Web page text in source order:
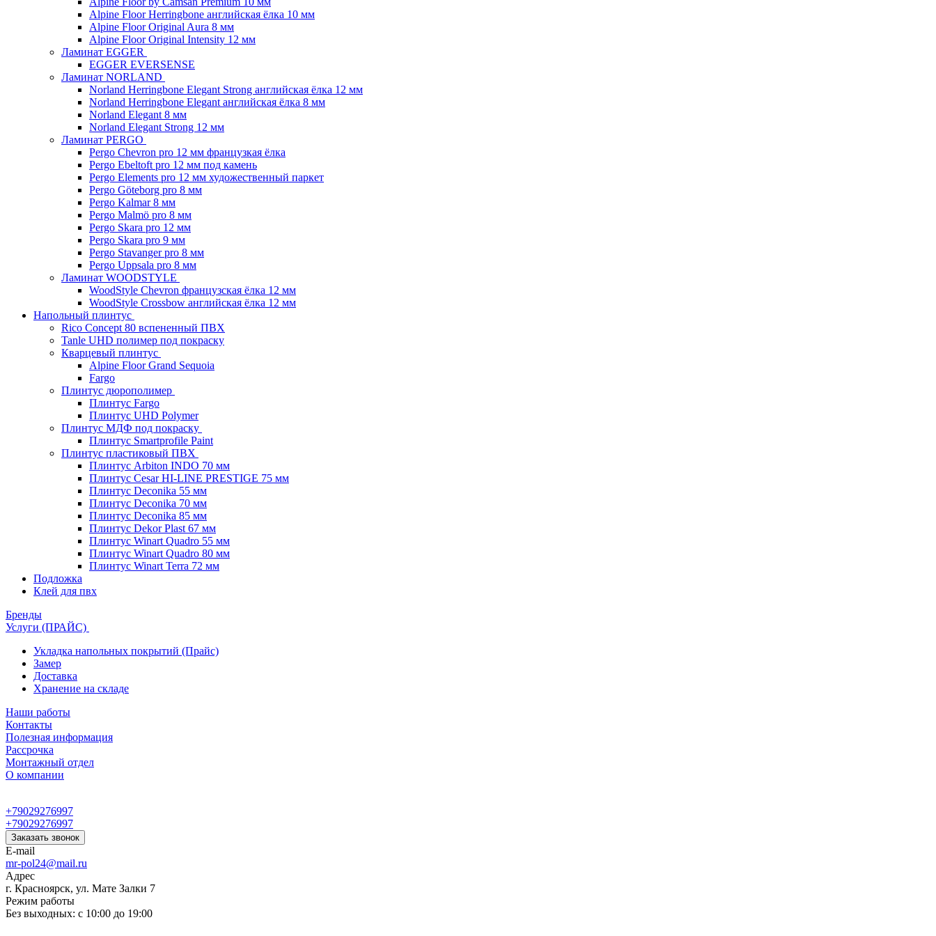
Alpine Floor Herringbone английская ёлка 10 мм
Alpine Floor Original Aura 8 мм
Alpine Floor Original Intensity 12 мм
Ламинат EGGER
EGGER EVERSENSE
Ламинат NORLAND
Norland Herringbone Elegant Strong английская ёлка 12 мм
Norland Herringbone Elegant английская ёлка 8 мм
Norland Elegant 8 мм
Norland Elegant Strong 12 мм
Ламинат PERGO
Pergo Chevron pro 12 мм французкая ёлка
Pergo Ebeltoft pro 12 мм под камень
Pergo Elements pro 12 мм художественный паркет
Pergo Göteborg pro 8 мм
Pergo Kalmar 8 мм
Pergo Malmö pro 8 мм
Pergo Skara pro 12 мм
Pergo Skara pro 9 мм
Pergo Stavanger pro 8 мм
Pergo Uppsala pro 8 мм
Ламинат WOODSTYLE
WoodStyle Chevron французская ёлка 12 мм
WoodStyle Crossbow английская ёлка 12 мм
Напольный плинтус
Rico Concept 80 вспененный ПВХ
Tanle UHD полимер под покраску
Кварцевый плинтус
Alpine Floor Grand Sequoia
Fargo
Плинтус дюрополимер
Плинтус Fargo
Плинтус UHD Polymer
Плинтус МДФ под покраску
Плинтус Smartprofile Paint
Плинтус пластиковый ПВХ
Плинтус Arbiton INDO 70 мм
Плинтус Cesar HI-LINE PRESTIGE 75 мм
Плинтус Deconika 55 мм
Плинтус Deconika 70 мм
Плинтус Deconika 85 мм
Плинтус Dekor Plast 67 мм
Плинтус Winart Quadro 55 мм
Плинтус Winart Quadro 80 мм
Плинтус Winart Terra 72 мм
Подложка
Клей для пвх
Бренды
Услуги (ПРАЙС)
Укладка напольных покрытий (Прайс)
Замер
Доставка
Хранение на складе
Наши работы
Контакты
Полезная информация
Рассрочка
Монтажный отдел
О компании
+79029276997
+79029276997
Заказать звонок
E-mail
mr-pol24@mail.ru
Адрес
г. Красноярск, ул. Мате Залки 7
Режим работы
Без выходных: с 10:00 до 19:00